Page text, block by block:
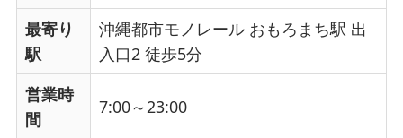
最寄り
駅
沖縄都市モノレール おもろまち駅 出
入口2 徒歩5分
営業時
間
7:00～23:00